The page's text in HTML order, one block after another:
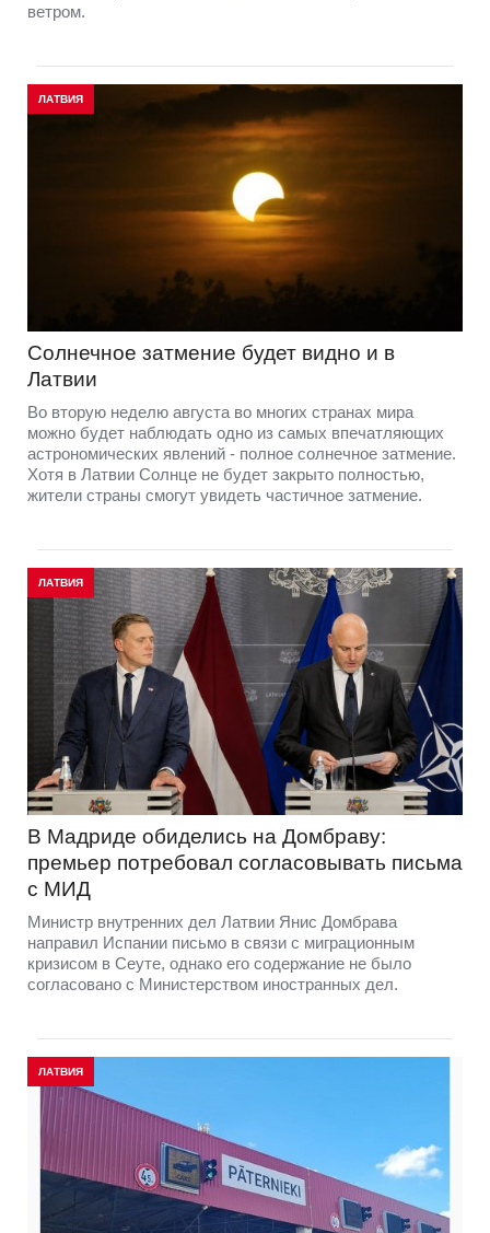
ветром.
ЛАТВИЯ
Солнечное затмение будет видно и в
Латвии
Во вторую неделю августа во многих странах мира
можно будет наблюдать одно из самых впечатляющих
астрономических явлений - полное солнечное затмение.
Хотя в Латвии Солнце не будет закрыто полностью,
жители страны смогут увидеть частичное затмение.
ЛАТВИЯ
В Мадриде обиделись на Домбраву:
премьер потребовал согласовывать письма
с МИД
Министр внутренних дел Латвии Янис Домбрава
направил Испании письмо в связи с миграционным
кризисом в Сеуте, однако его содержание не было
согласовано с Министерством иностранных дел.
ЛАТВИЯ